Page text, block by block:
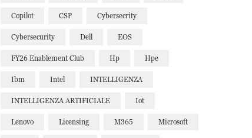
Copilot CSP Cybersecrity
Cybersecurity Dell EOS
FY26 Enablement Club Hp Hpe
Ibm Intel INTELLIGENZA
INTELLIGENZA ARTIFICIALE Iot
Lenovo Licensing M365 Microsoft